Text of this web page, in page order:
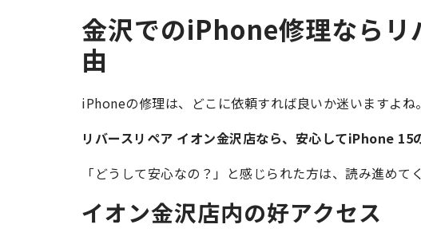
金沢でのiPhone修理ならリ
由
iPhoneの修理は、どこに依頼すれば良いか迷いますよね。
リバースリペア イオン金沢店なら、安心してiPhone 15
「どうして安心なの？」と感じられた方は、読み進めて
イオン金沢店内の好アクセス